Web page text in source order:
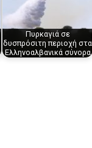
Πυρκαγιά σε
δυσπρόσιτη περιοχή στα
Eλληνοαλβανικά σύνορα